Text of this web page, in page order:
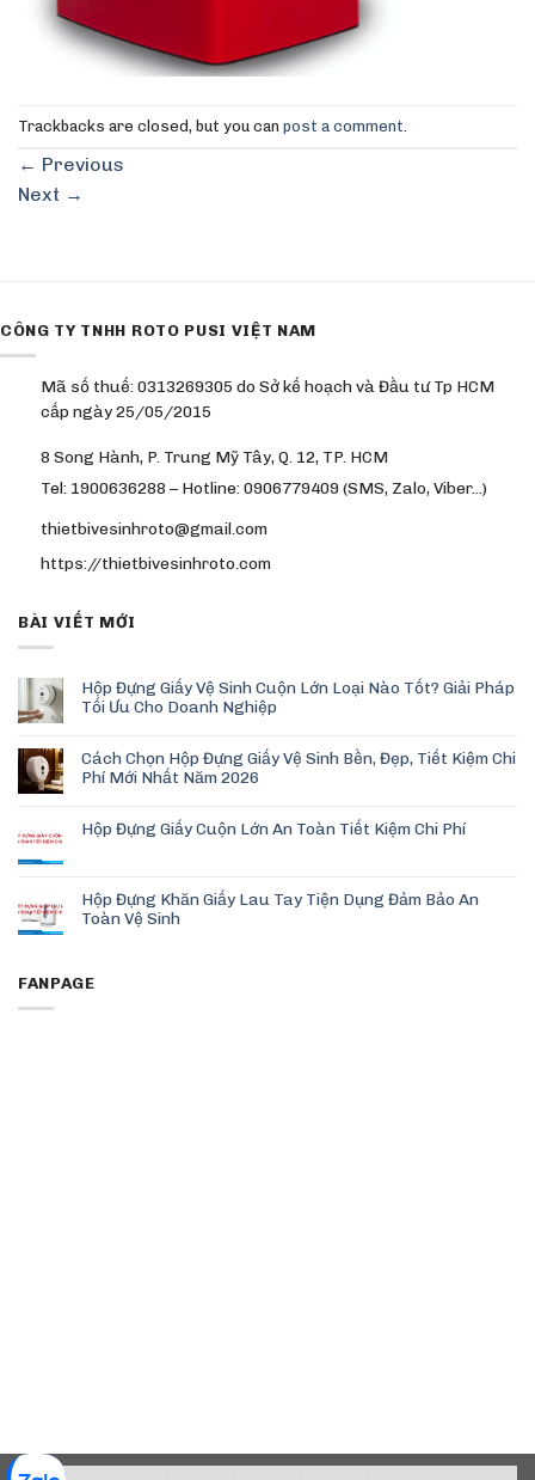
Trackbacks are closed, but you can post a comment
← Previous
Next →
CÔNG TY TNHH ROTO PUSI VIỆT NAM
Mã số thuế: 0313269305 do Sở kế hoạch và Đầu tư Tp HCM
cấp ngày 25/05/2015
8 Song Hành, P. Trung Mỹ Tây, Q. 12, TP. HCM
Tel: 1900636288 – Hotline: 0906779409 (SMS, Zalo, Viber…)
thietbivesinhroto@gmail.com
https://thietbivesinhroto.com
BÀI VIẾT MỚI
Hộp Đựng Giấy Vệ Sinh Cuộn Lớn Loại Nào Tốt? Giải Pháp
Tối Ưu Cho Doanh Nghiệp
Cách Chọn Hộp Đựng Giấy Vệ Sinh Bền, Đẹp, Tiết Kiệm Chi
Phí Mới Nhất Năm 2026
Hộp Đựng Giấy Cuộn Lớn An Toàn Tiết Kiệm Chi Phí
Hộp Đựng Khăn Giấy Lau Tay Tiện Dụng Đảm Bảo An
Toàn Vệ Sinh
FANPAGE